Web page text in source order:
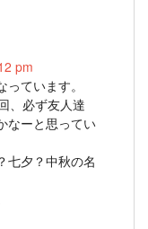
pm
ています。
、必ず友人達
なーと思ってい
七夕？中秋の名